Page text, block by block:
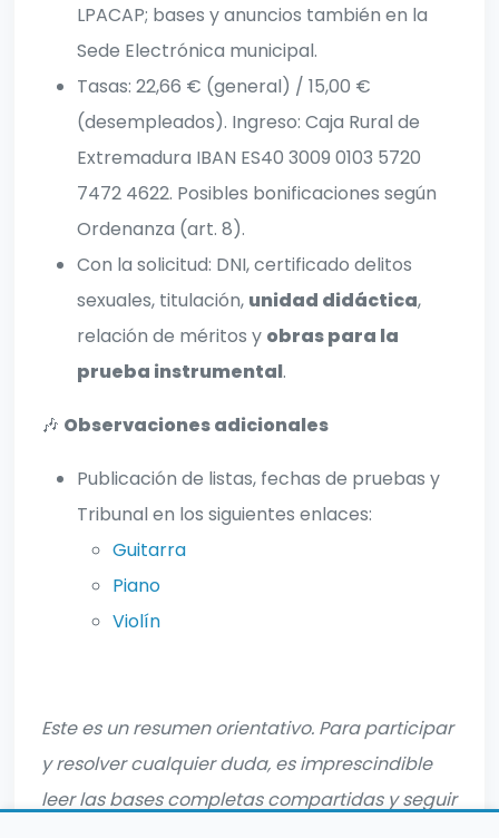
LPACAP; bases y anuncios también en la
Sede Electrónica municipal.
Tasas: 22,66 € (general) / 15,00 €
(desempleados). Ingreso: Caja Rural de
Extremadura IBAN ES40 3009 0103 5720
7472 4622. Posibles bonificaciones según
Ordenanza (art. 8).
Con la solicitud: DNI, certificado delitos
sexuales, titulación, unidad didáctica,
relación de méritos y obras para la
prueba instrumental.
🎶 Observaciones adicionales
Publicación de listas, fechas de pruebas y
Tribunal en los siguientes enlaces:
Guitarra
Piano
Violín
Este es un resumen orientativo. Para participar
y resolver cualquier duda, es imprescindible
leer las bases completas compartidas y seguir